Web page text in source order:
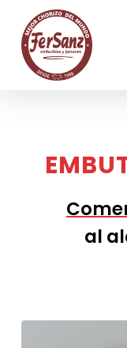
main
content
al